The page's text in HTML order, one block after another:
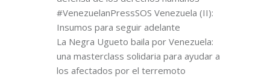
#VenezuelanPressSOS Venezuela (II):
Insumos para seguir adelante
La Negra Ugueto baila por Venezuela:
una masterclass solidaria para ayudar a
los afectados por el terremoto